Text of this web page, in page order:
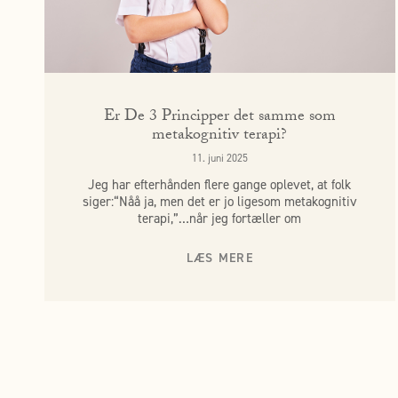
Er De 3 Principper det samme som
metakognitiv terapi?
11. juni 2025
Jeg har efterhånden flere gange oplevet, at folk
siger:“Nåå ja, men det er jo ligesom metakognitiv
terapi,”…når jeg fortæller om
LÆS MERE